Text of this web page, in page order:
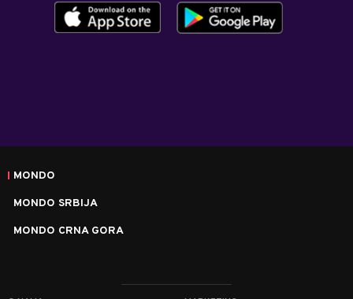
MONDO
MONDO SRBIJA
MONDO CRNA GORA